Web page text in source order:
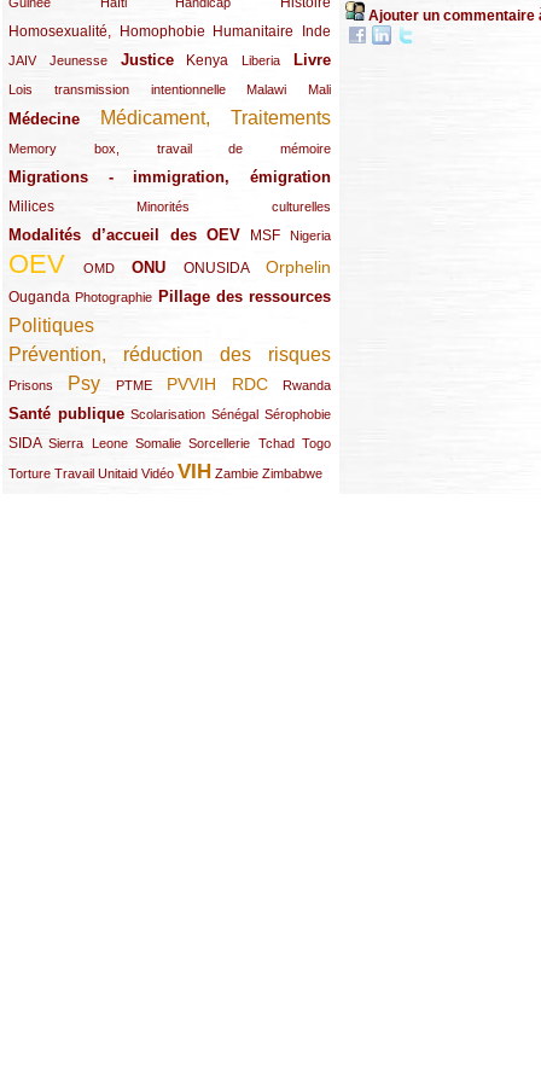
Homosexualité, Homophobie
(44/289) Humanitaire
(47/289) Inde
(34/289)
JAIV
(10/289)Jeunesse
(21/289) Justice
(65/289) Kenya
(35/289) Liberia
(25/289) Livre
(62/289)
Lois transmission intentionnelle
(24/289) Malawi
(11/289) Mali
(21/289)
Médecine
(62/289) Médicament, Traitements
(142/289)
Memory box, travail de mémoire
(11/289)
Migrations - immigration, émigration
(67/289)
Milices
(34/289) Minorités culturelles
(15/289)
Modalités d’accueil des OEV
(58/289) MSF
(54/289) Nigeria
(27/289)
OEV
(269/289) OMD
(26/289) ONU
(58/289) ONUSIDA
(44/289) Orphelin
(112/289)
Ouganda
(29/289) Photographie
(27/289) Pillage des ressources
(77/289)
Politiques
(120/289)
Prévention, réduction des risques
(131/289)
Prisons
(22/289) Psy
(119/289) PTME
(12/289) PVVIH
(111/289) RDC
(104/289) Rwanda
(23/289)
Santé publique
(59/289) Scolarisation
(9/289) Sénégal
(13/289) Sérophobie
(19/289)
SIDA
(29/289)Sierra Leone
(13/289) Somalie
(12/289) Sorcellerie
(19/289) Tchad
(10/289) Togo
(15/289)
Torture
(17/289)Travail
(21/289) Unitaid
(26/289) Vidéo
(23/289) VIH
(154/289) Zambie
(12/289) Zimbabwe
(21/289)
Ajouter un commentaire